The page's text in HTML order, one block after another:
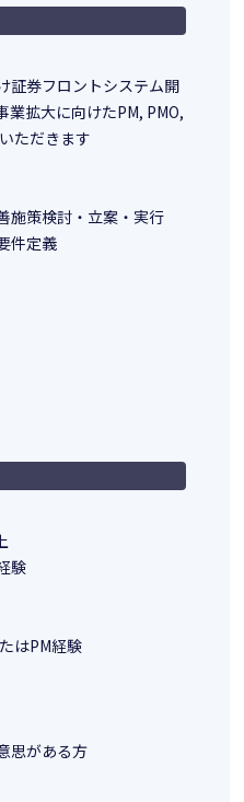
証券フロントシステム開
業拡大に向けたPM, PMO,
ただきます
施策検討・立案・実行
件定義
験
はPM経験
思がある方